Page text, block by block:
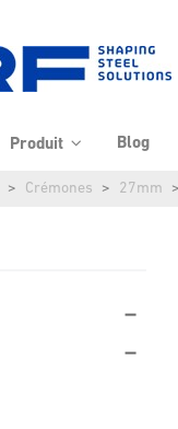
Produit Blog
Crémones 27mm